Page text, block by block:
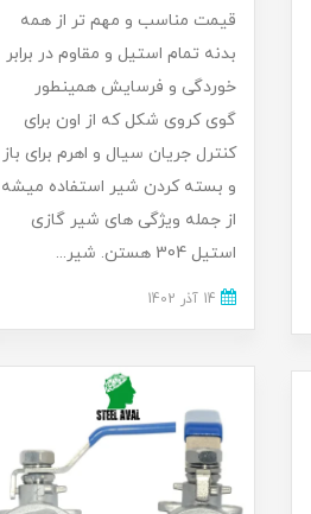
قیمت مناسب و مهم تر از همه
بدنه تمام استیل و مقاوم در برابر
خوردگی و فرسایش همینطور
گوی کروی شکل که از اون برای
کنترل جریان سیال و اهرم برای باز
و بسته کردن شیر استفاده میشه
از جمله ویژگی های شیر گازی
استیل 304 هستن. شیر...